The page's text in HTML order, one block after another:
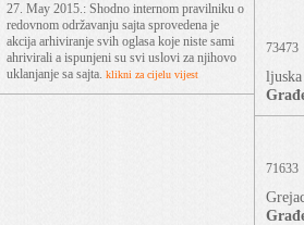
27. May 2015.: Shodno internom pravilniku o
redovnom održavanju sajta sprovedena je
akcija arhiviranje svih oglasa koje niste sami
ahrivirali a ispunjeni su svi uslovi za njihovo
uklanjanje sa sajta. klikni za cijelu vijest
73473
71633